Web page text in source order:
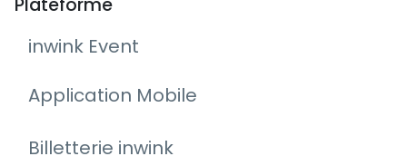
Plateforme
inwink Event
Application Mobile
Billetterie inwink